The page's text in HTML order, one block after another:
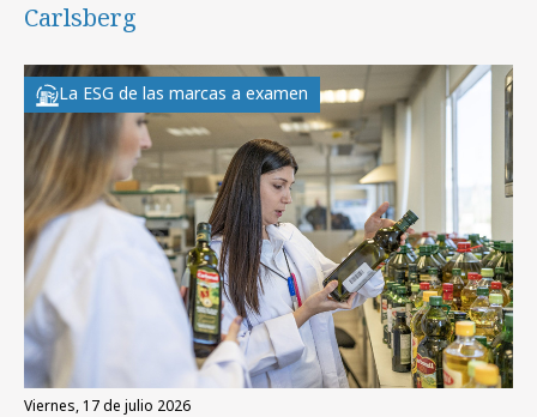
Carlsberg
La ESG de las marcas a examen
viernes, 17 de julio 2026